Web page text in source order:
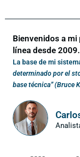
Bienvenidos a mi
línea desde 2009.
La base de mi
determinado por el
base técnica” (Bruce